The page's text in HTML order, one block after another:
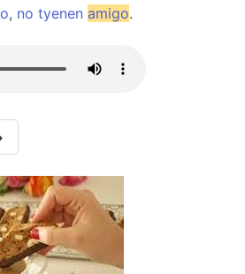
, no tyenen amigo.